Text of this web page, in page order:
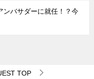
ンバサダーに就任！？今
TOP